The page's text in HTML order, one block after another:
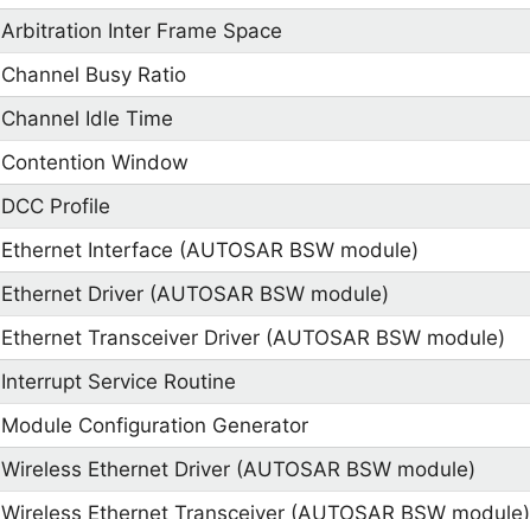
Arbitration Inter Frame Space
Channel Busy Ratio
Channel Idle Time
Contention Window
DCC Profile
Ethernet Interface (AUTOSAR BSW module)
Ethernet Driver (AUTOSAR BSW module)
Ethernet Transceiver Driver (AUTOSAR BSW module)
Interrupt Service Routine
Module Configuration Generator
Wireless Ethernet Driver (AUTOSAR BSW module)
Wireless Ethernet Transceiver (AUTOSAR BSW module)